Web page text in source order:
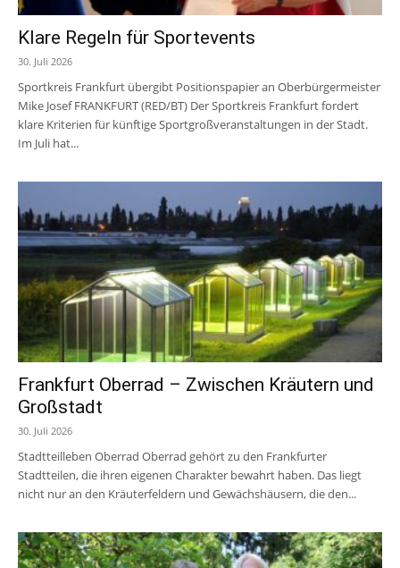
Klare Regeln für Sportevents
30. Juli 2026
Sportkreis Frankfurt übergibt Positionspapier an Oberbürgermeister
Mike Josef FRANKFURT (RED/BT) Der Sportkreis Frankfurt fordert
klare Kriterien für künftige Sportgroßveranstaltungen in der Stadt.
Im Juli hat...
Frankfurt Oberrad – Zwischen Kräutern und
Großstadt
30. Juli 2026
Stadtteilleben Oberrad Oberrad gehört zu den Frankfurter
Stadtteilen, die ihren eigenen Charakter bewahrt haben. Das liegt
nicht nur an den Kräuterfeldern und Gewächshäusern, die den...